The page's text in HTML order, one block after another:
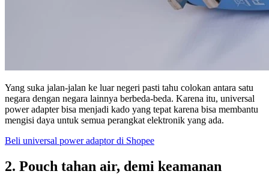
Yang suka jalan-jalan ke luar negeri pasti tahu colokan antara satu
negara dengan negara lainnya berbeda-beda. Karena itu, universal
power adapter bisa menjadi kado yang tepat karena bisa membantu
mengisi daya untuk semua perangkat elektronik yang ada.
Beli universal power adaptor di Shopee
2. Pouch tahan air, demi keamanan